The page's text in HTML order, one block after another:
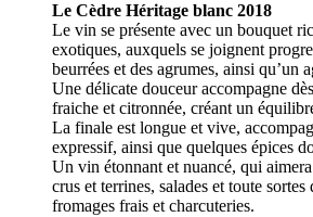
Le Cèdre Héritage blanc 2018
Le vin se présente avec un bouquet
exotiques, auxquels se joignent
beurrées et des agrumes, ainsi qu’un
Une délicate douceur accompagne
fraiche et citronnée, créant un
La finale est longue et vive,
expressif, ainsi que quelques épices
Un vin étonnant et nuancé, qui
crus et terrines, salades et toute sortes
fromages frais et charcuteries.